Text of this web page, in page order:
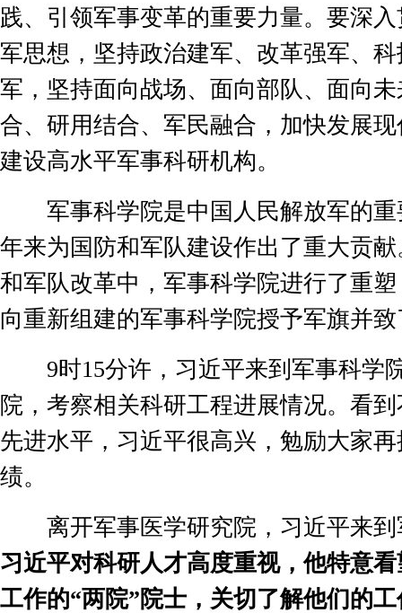
践、引领军事变革的重要力量。要深
军思想，坚持政治建军、改革强军、
军，坚持面向战场、面向部队、面向
合、研用结合、军民融合，加快发展
建设高水平军事科研机构。
军事科学院是中国人民解放军的重
年来为国防和军队建设作出了重大贡
和军队改革中，军事科学院进行了重
向重新组建的军事科学院授予军旗并
9时15分许，习近平来到军事科学
院，考察相关科研工程进展情况。看
先进水平，习近平很高兴，勉励大家
绩。
离开军事医学研究院，习近平来到
习近平对科研人才高度重视，他特意
工作的“两院”院士，关切了解他们的